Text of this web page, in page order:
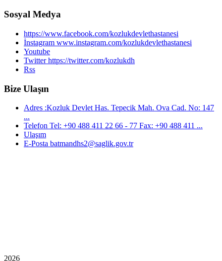
Sosyal Medya
https://www.facebook.com/kozlukdevlethastanesi
İnstagram www.instagram.com/kozlukdevlethastanesi
Youtube
Twitter https://twitter.com/kozlukdh
Rss
Bize Ulaşın
Adres :Kozluk Devlet Has. Tepecik Mah. Ova Cad. No: 147
...
Telefon Tel: +90 488 411 22 66 - 77 Fax: +90 488 411 ...
Ulaşım
E-Posta batmandhs2@saglik.gov.tr
2026